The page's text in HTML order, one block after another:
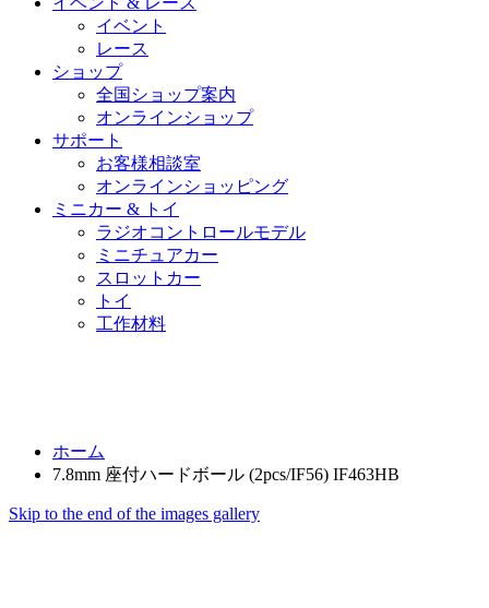
イベント
レース
ショップ
全国ショップ案内
オンラインショップ
サポート
お客様相談室
オンラインショッピング
ミニカー & トイ
ラジオコントロールモデル
ミニチュアカー
スロットカー
トイ
工作材料
ホーム
7.8mm 座付ハードボール (2pcs/IF56) IF463HB
Skip to the end of the images gallery